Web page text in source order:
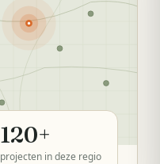
120+
projecten in deze regio